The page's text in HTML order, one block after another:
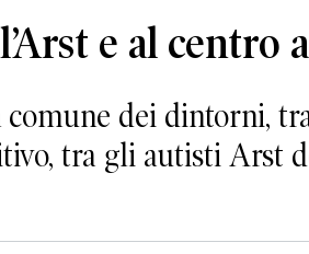
e al centro
dei dintorni,
tra gli autisti Arst